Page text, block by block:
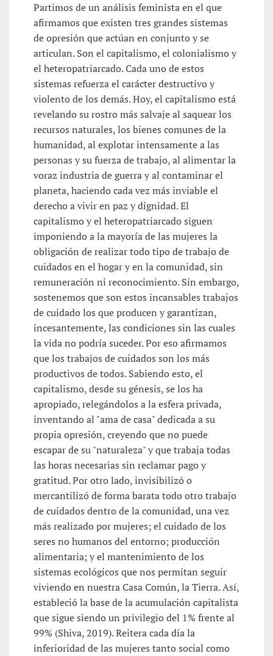
Partimos de un análisis feminista en el que
afirmamos que existen tres grandes sistemas
de opresión que actúan en conjunto y se
articulan. Son el capitalismo, el colonialismo y
el heteropatriarcado. Cada uno de estos
sistemas refuerza el carácter destructivo y
violento de los demás. Hoy, el capitalismo está
revelando su rostro más salvaje al saquear los
recursos naturales, los bienes comunes de la
humanidad, al explotar intensamente a las
personas y su fuerza de trabajo, al alimentar la
voraz industria de guerra y al contaminar el
planeta, haciendo cada vez más inviable el
derecho a vivir en paz y dignidad. El
capitalismo y el heteropatriarcado siguen
imponiendo a la mayoría de las mujeres la
obligación de realizar todo tipo de trabajo de
cuidados en el hogar y en la comunidad, sin
remuneración ni reconocimiento. Sin embargo,
sostenemos que son estos incansables trabajos
de cuidado los que producen y garantizan,
incesantemente, las condiciones sin las cuales
la vida no podría suceder. Por eso afirmamos
que los trabajos de cuidados son los más
productivos de todos. Sabiendo esto, el
capitalismo, desde su génesis, se los ha
apropiado, relegándolos a la esfera privada,
inventando al "ama de casa" dedicada a su
propia opresión, creyendo que no puede
escapar de su "naturaleza" y que trabaja todas
las horas necesarias sin reclamar pago y
gratitud. Por otro lado, invisibilizó o
mercantilizó de forma barata todo otro trabajo
de cuidados dentro de la comunidad, una vez
más realizado por mujeres; el cuidado de los
seres no humanos del entorno; producción
alimentaria; y el mantenimiento de los
sistemas ecológicos que nos permitan seguir
viviendo en nuestra Casa Común, la Tierra. Así,
estableció la base de la acumulación capitalista
que sigue siendo un privilegio del 1% frente al
99% (Shiva, 2019). Reitera cada día la
inferioridad de las mujeres tanto social como